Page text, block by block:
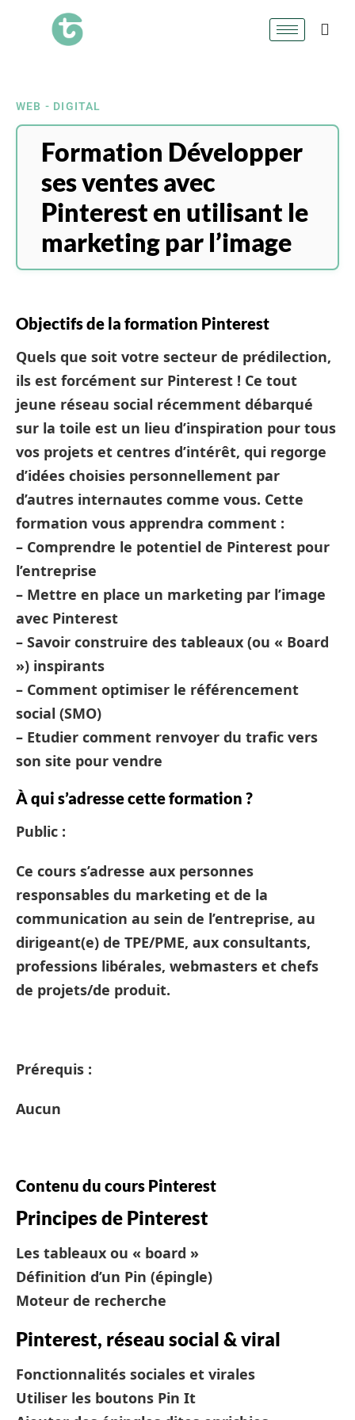
WEB - DIGITAL
Formation Développer
ses ventes avec
Pinterest en utilisant le
marketing par l’image
Objectifs de la formation Pinterest
Quels que soit votre secteur de prédilection,
ils est forcément sur Pinterest ! Ce tout
jeune réseau social récemment débarqué
sur la toile est un lieu d’inspiration pour tous
vos projets et centres d’intérêt, qui regorge
d’idées choisies personnellement par
d’autres internautes comme vous. Cette
formation vous apprendra comment :
– Comprendre le potentiel de Pinterest pour
l’entreprise
– Mettre en place un marketing par l’image
avec Pinterest
– Savoir construire des tableaux (ou « Board
») inspirants
– Comment optimiser le référencement
social (SMO)
– Etudier comment renvoyer du trafic vers
son site pour vendre
À qui s’adresse cette formation ?
Public :
Ce cours s’adresse aux personnes
responsables du marketing et de la
communication au sein de l’entreprise, au
dirigeant(e) de TPE/PME, aux consultants,
professions libérales, webmasters et chefs
de projets/de produit.
Prérequis :
Aucun
Contenu du cours Pinterest
Principes de Pinterest
Les tableaux ou « board »
Définition d’un Pin (épingle)
Moteur de recherche
Pinterest, réseau social & viral
Fonctionnalités sociales et virales
Utiliser les boutons Pin It